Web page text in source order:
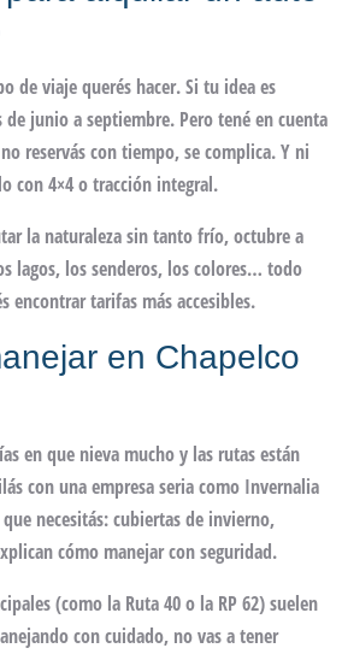
de viaje querés hacer. Si tu idea es
de junio a septiembre. Pero tené en cuenta
reservás con tiempo, se complica. Y ni
con 4×4 o tracción integral.
la naturaleza sin tanto frío,octubre a
lagos, los senderos, los colores… todo
encontrar tarifas más accesibles.
en Chapelco
en que nieva mucho y las rutas están
con una empresa seria como Invernalia
necesitás:cubiertas de invierno,
cómo manejar con seguridad.
(como la Ruta 40 o la RP 62) suelen
con cuidado, no vas a tener